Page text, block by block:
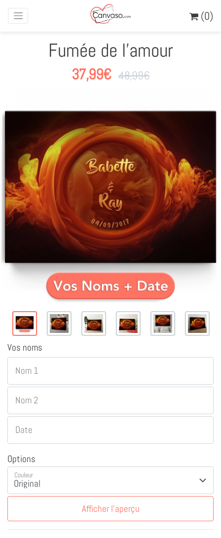
(0)
Fumée de l'amour
37,99€ 48,99€
Vos noms
Nom 1
Nom 2
Date
Options
Couleur
Afficher l'aperçu